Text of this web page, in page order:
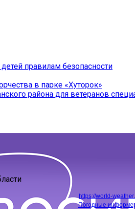
правилам безопасности
в парке «Хуторок»
района для ветеранов
https://world-
Погодные